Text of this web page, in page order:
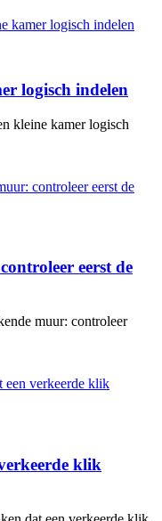
logisch indelen
kleine kamer logisch
eerst de
muur: controleer
klik